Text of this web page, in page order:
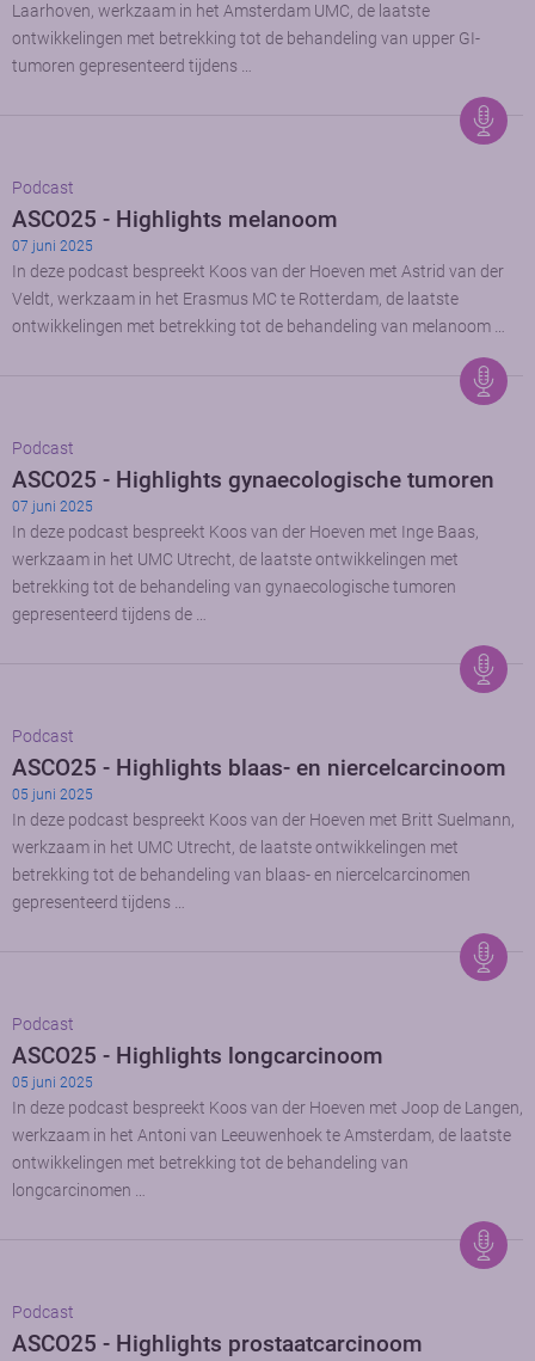
Laarhoven, werkzaam in het Amsterdam UMC, de laatste
ontwikkelingen met betrekking tot de behandeling van upper GI-
tumoren gepresenteerd tijdens …
Podcast
ASCO25 - Highlights melanoom
07 juni 2025
In deze podcast bespreekt Koos van der Hoeven met Astrid van der
Veldt, werkzaam in het Erasmus MC te Rotterdam, de laatste
ontwikkelingen met betrekking tot de behandeling van melanoom …
Podcast
ASCO25 - Highlights gynaecologische tumoren
07 juni 2025
In deze podcast bespreekt Koos van der Hoeven met Inge Baas,
werkzaam in het UMC Utrecht, de laatste ontwikkelingen met
betrekking tot de behandeling van gynaecologische tumoren
gepresenteerd tijdens de …
Podcast
ASCO25 - Highlights blaas- en niercelcarcinoom
05 juni 2025
In deze podcast bespreekt Koos van der Hoeven met Britt Suelmann,
werkzaam in het UMC Utrecht, de laatste ontwikkelingen met
betrekking tot de behandeling van blaas- en niercelcarcinomen
gepresenteerd tijdens …
Podcast
ASCO25 - Highlights longcarcinoom
05 juni 2025
In deze podcast bespreekt Koos van der Hoeven met Joop de Langen,
werkzaam in het Antoni van Leeuwenhoek te Amsterdam, de laatste
ontwikkelingen met betrekking tot de behandeling van
longcarcinomen …
Podcast
ASCO25 - Highlights prostaatcarcinoom